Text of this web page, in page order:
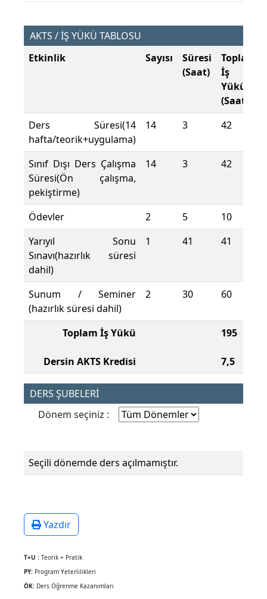
AKTS / İŞ YÜKÜ TABLOSU
Etkinlik
Sayısı
Süresi
(Saat)
Toplam
İş
Yükü
(Saat)
Ders Süresi(14
hafta/teorik+uygulama)
14 3 42
Sınıf Dışı Ders Çalışma
Süresi(Ön çalışma,
pekiştirme)
14 3 42
Ödevler 2 5
10
Yarıyıl Sonu
Sınavı(hazırlık süresi
dahil)
1 41 41
Sunum / Seminer
(hazırlık süresi dahil)
2 30 60
Toplam İş Yükü
Dersin AKTS Kredisi
195
7,5
DERS ŞUBELERİ
Dönem seçiniz :
Seçili dönemde ders açılmamıştır.
Yazdır
T+U : Teorik + Pratik
PY: Program Yeterlilikleri
ÖK: Ders Öğrenme Kazanımları